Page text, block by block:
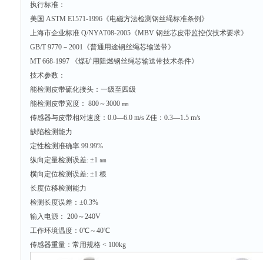
执行标准：
美国 ASTM E1571-1996《电磁方法检测钢丝绳标准条例》
上海市企业标准 Q/NYAT08-2005《MBV 钢丝芯皮带监控仪技术要求》
GB/T 9770－2001《普通用途钢丝绳芯输送带》
MT 668-1997 《煤矿用阻燃钢丝绳芯输送带技术条件》
技术参数：
能检测皮带硫化接头：一级至四级
能检测皮带宽度： 800～3000 ㎜
传感器与皮带相对速度：0.0—6.0 m/s Z佳：0.3—1.5 m/s
缺陷检测能力
定性检测准确率 99.99%
纵向定量检测误差: ±1 ㎜
横向定位检测误差: ±1 根
长度位移检测能力
检测长度误差：±0.3%
输入电源： 200～240V
工作环境温度：0℃～40℃
传感器重量：常用规格 < 100kg